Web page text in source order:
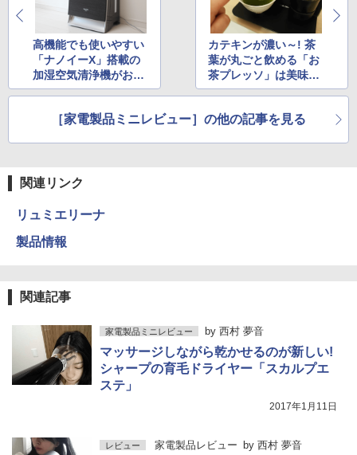
高機能でも使いやすい
「ナノイーX」搭載の
加湿空気清浄機がおす
すめ
カテキンが濃い～! 茶
葉が丸ごと飲める「お
茶プレッソ」は美味し
くて体にもいいこと尽
［家電製品ミニレビュー］の他の記事を見る
関連リンク
リュミエリーナ
製品情報
関連記事
家電製品ミニレビュー by 西村 夢音
マッサージしながら乾かせるのが新しい!
シャープの育毛ドライヤー「スカルプエ
ステ」
2017年1月11日
レビュー 家電製品レビュー by 西村 夢音